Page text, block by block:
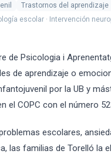
Trastornos del aprendizaje
escolar · Intervención
de Psicologia i
de aprendizaje o
por la UB y
el COPC con el número
escolares,
las familias de Torelló la